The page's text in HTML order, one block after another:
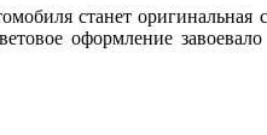
станет
оформление